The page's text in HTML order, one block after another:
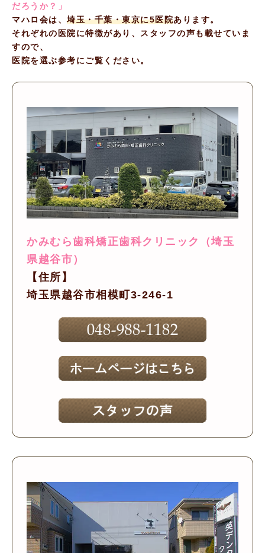
だろうか？」
マハロ会は、 埼玉・千葉・東京に5医院あります。
それぞれの医院に特徴があり、スタッフの声も載せていま
すので、
医院を選ぶ参考にご覧ください。
かみむら歯科矯正歯科クリニック（埼玉
県越谷市）
【住所】
埼玉県越谷市相模町3-246-1